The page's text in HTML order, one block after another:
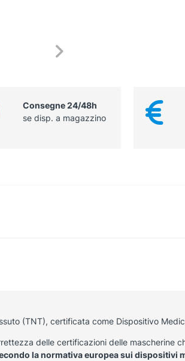
98%
quantità
Consegne 24/48h
se disp. a magazzino
(TNT), certificata come Dispositivo
delle certificazioni delle mascherine
la normativa europea sui dispositivi